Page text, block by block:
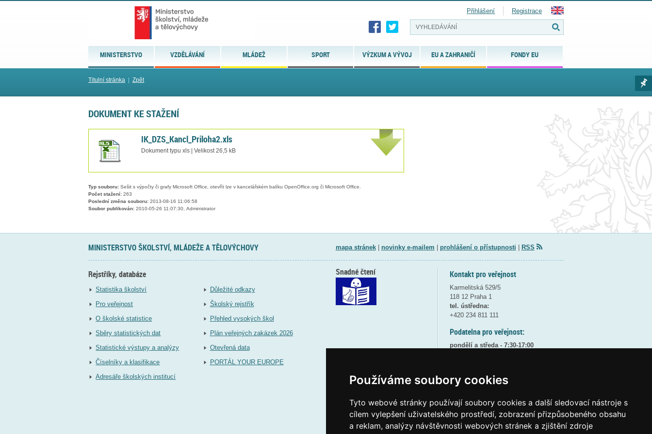
Používáme soubory cookies
Tyto webové stránky používají soubory cookies a další sledovací nástroje s
cílem vylepšení uživatelského prostředí, zobrazení přizpůsobeného obsahu
a reklam, analýzy návštěvnosti webových stránek a zjištění zdroje
MINISTERSTVO VZDĚLÁVÁNÍ MLÁDEŽ SPORT VÝZKUM A VÝVOJ EU A ZAHRANIČÍ FONDY EU
Přihlášení Registrace
Titulní stránka Zpět
DOKUMENT KE STAŽENÍ
IK_DZS_Kancl_Priloha2.xls
Dokument typu xls | Velikost 26,5 kB
Typ souboru: Sešit s výpočty či grafy Microsoft Office, otevřít lze v kancelářském balíku OpenOffice.org či Microsoft Office.
Počet stažení: 263
Poslední změna souboru: 2013-08-16 11:06:58
Soubor publikován: 2010-05-26 11:07:30, Administrator
MINISTERSTVO ŠKOLSTVÍ, MLÁDEŽE A TĚLOVÝCHOVY mapa stránek| novinky e-mailem prohlášení o přístupnosti RSS
Rejstříky, databáze
Statistika školství
Pro veřejnost
O školské statistice
Sběry statistických dat
Statistické výstupy a analýzy
Číselníky a klasifikace
Adresáře školských institucí
Důležité odkazy
Školský rejstřík
Přehled vysokých škol
Plán veřejných zakázek 2026
Otevřená data
PORTÁL YOUR EUROPE
Kontakt pro veřejnost
Karmelitská 529/5
118 12 Praha 1
tel. ústředna:
+420 234 811 111
Podatelna pro veřejnost:
pondělí a středa - 7:30-17:00
8:30 - 9:30 - bezpečnostní přestávka
Elektronická podatelna:
posta@msmtgov cz
Snadné čtení